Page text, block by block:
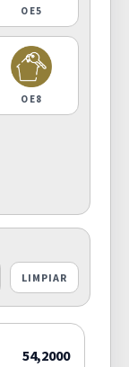
OE5
OE8
LIMPIAR
54,2000